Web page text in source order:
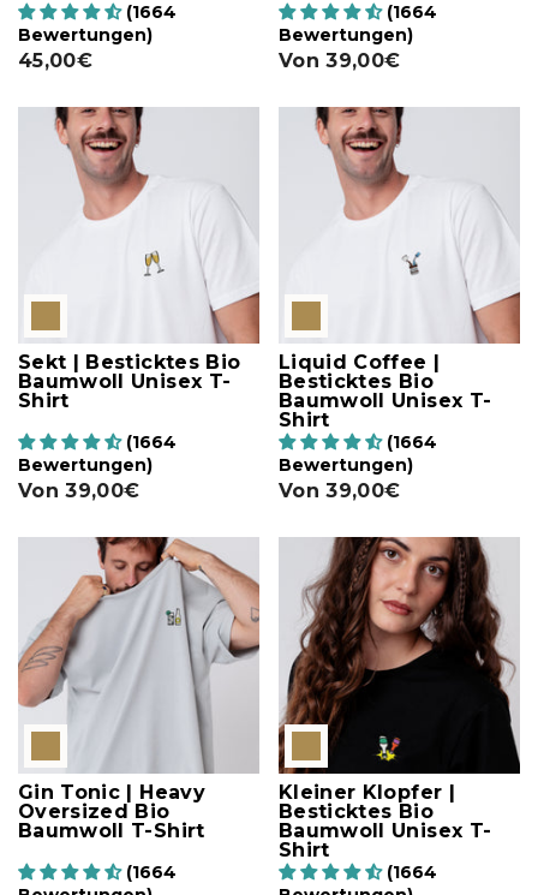
(1664
Bewertungen)
45,00€
(1664
Bewertungen)
Von 39,00€
Sekt | Besticktes Bio
Baumwoll Unisex T-
Shirt
(1664
Bewertungen)
Von 39,00€
Liquid Coffee |
Besticktes Bio
Baumwoll Unisex T-
Shirt
(1664
Bewertungen)
Von 39,00€
Gin Tonic | Heavy
Oversized Bio
Baumwoll T-Shirt
(1664
Kleiner Klopfer |
Besticktes Bio
Baumwoll Unisex T-
Shirt
(1664